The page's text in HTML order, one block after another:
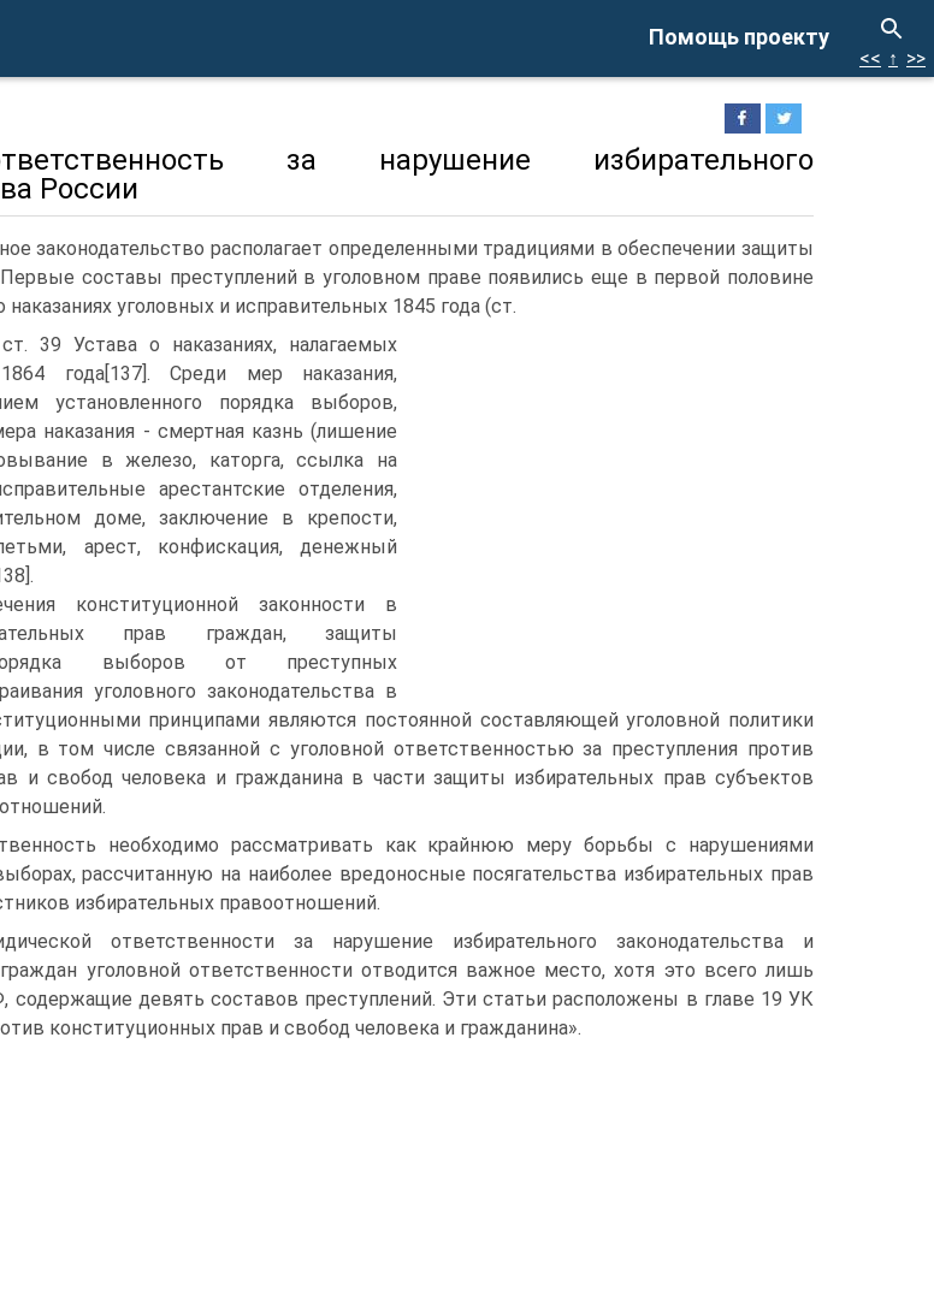
Помощь проекту
<< ↑ >>
за нарушение избирательного
России
законодательство располагает определенными традициями в обеспечении защиты
составы преступлений в уголовном праве появились еще в первой половине
уголовных и исправительных 1845 года (ст.
39 Устава о наказаниях, налагаемых
года[137]. Среди мер наказания,
установленного порядка выборов,
наказания - смертная казнь (лишение
в железо, каторга, ссылка на
арестантские отделения,
доме, заключение в крепости,
арест, конфискация, денежный
конституционной законности в
прав граждан, защиты
выборов от преступных
уголовного законодательства в
принципами являются постоянной составляющей уголовной политики
в том числе связанной с уголовной ответственностью за преступления против
и свобод человека и гражданина в части защиты избирательных прав субъектов
необходимо рассматривать как крайнюю меру борьбы с нарушениями
рассчитанную на наиболее вредоносные посягательства избирательных прав
избирательных правоотношений.
ответственности за нарушение избирательного законодательства и
уголовной ответственности отводится важное место, хотя это всего лишь
девять составов преступлений. Эти статьи расположены в главе 19 УК
конституционных прав и свобод человека и гражданина».